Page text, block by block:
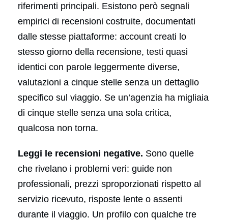
riferimenti principali. Esistono però segnali
empirici di recensioni costruite, documentati
dalle stesse piattaforme: account creati lo
stesso giorno della recensione, testi quasi
identici con parole leggermente diverse,
valutazioni a cinque stelle senza un dettaglio
specifico sul viaggio. Se un’agenzia ha migliaia
di cinque stelle senza una sola critica,
qualcosa non torna.
Leggi le recensioni negative. Sono quelle
che rivelano i problemi veri: guide non
professionali, prezzi sproporzionati rispetto al
servizio ricevuto, risposte lente o assenti
durante il viaggio. Un profilo con qualche tre